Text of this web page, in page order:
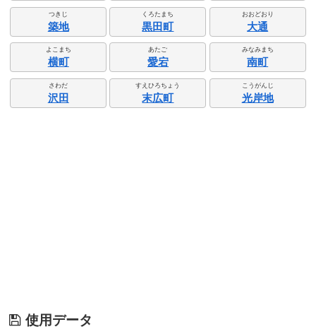
つきじ
築地
くろたまち
黒田町
おおどおり
大通
よこまち
横町
あたご
愛宕
みなみまち
南町
さわだ
沢田
すえひろちょう
末広町
こうがんじ
光岸地
使用データ